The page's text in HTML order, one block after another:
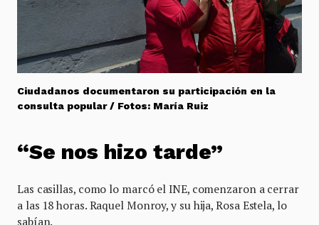
Ciudadanos documentaron su participación en la
consulta popular / Fotos: María Ruiz
“Se nos hizo tarde”
Las casillas, como lo marcó el INE, comenzaron a cerrar
a las 18 horas. Raquel Monroy, y su hija, Rosa Estela, lo
sabían.